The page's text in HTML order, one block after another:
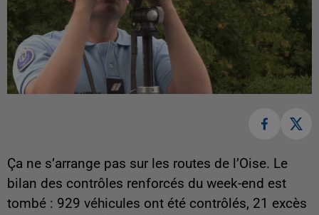
Ça ne s’arrange pas sur les routes de l’Oise. Le
bilan des contrôles renforcés du week-end est
tombé : 929 véhicules ont été contrôlés, 21 excès